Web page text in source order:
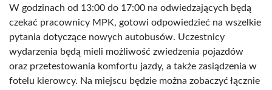
W godzinach od 13:00 do 17:00 na odwiedzających będą
czekać pracownicy MPK, gotowi odpowiedzieć na wszelkie
pytania dotyczące nowych autobusów. Uczestnicy
wydarzenia będą mieli możliwość zwiedzenia pojazdów
oraz przetestowania komfortu jazdy, a także zasiądzenia w
fotelu kierowcy. Na miejscu będzie można zobaczyć łącznie